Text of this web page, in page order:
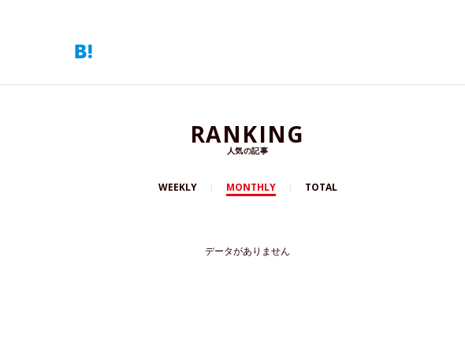
RANKING
人気の記事
WEEKLY MONTHLY TOTAL
データがありません